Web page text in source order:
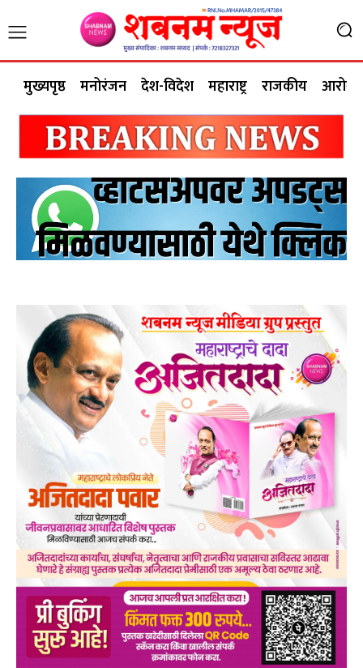
मुख्यपृष्ठ मनोरंजन देश-विदेश महाराष्ट्र राजकीय आरोग्य